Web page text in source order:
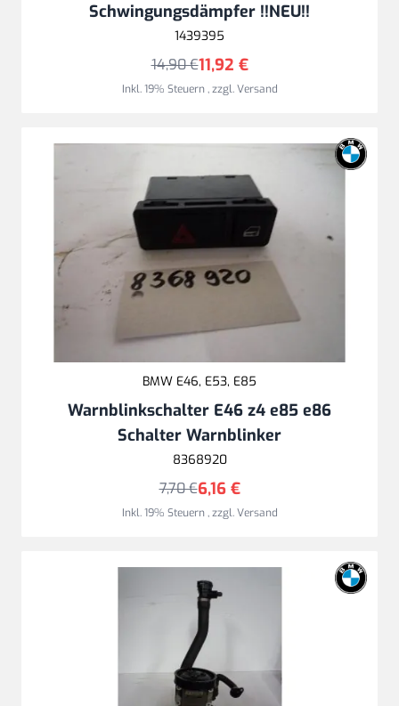
Schwingungsdämpfer !!NEU!!
1439395
11,92 €
14,90 €
Inkl. 19% Steuern,zzgl.Versand
BMW E46, E53, E85
Warnblinkschalter E46 z4 e85 e86
Schalter Warnblinker
8368920
6,16 €
7,70 €
Inkl. 19% Steuern,zzgl.Versand